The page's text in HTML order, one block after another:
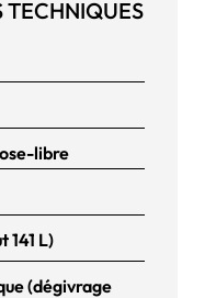
TECHNIQUES
libre
141 L)
(dégivrage